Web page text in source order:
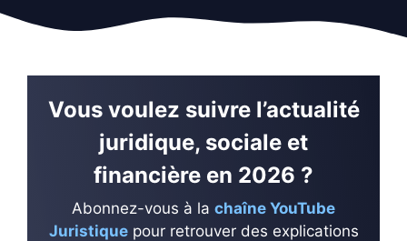
Vous voulez suivre l’actualité
juridique, sociale et
financière en 2026 ?
Abonnez-vous à la chaîne YouTube
Juristiquepour retrouver des explications